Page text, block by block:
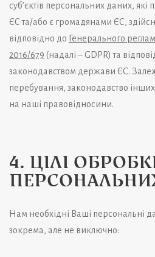
суб’єктів персональних даних, які
ЄС та/або є громадянами ЄС,
відповідно до Генерального
2016/679 (надалі – GDPR) та
законодавством держави ЄС.
перебування, законодавство
на наші правовідносини.
4. ЦІЛІ
Нам необхідні Ваші персональні
зокрема, але не виключно: